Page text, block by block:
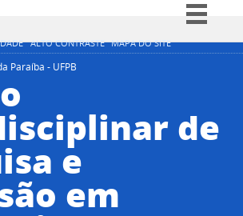
ALTO CONTRASTE MAPA DO SITE
Simplifique!
Acesso à informação
Legislação
Paraíba - UFPB
de
e
em